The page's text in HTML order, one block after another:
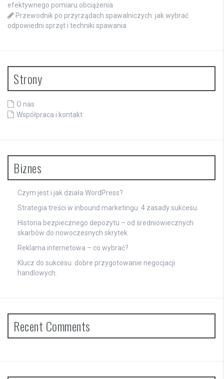
efektywnego pomiaru obciążenia
Przewodnik po przyrządach spawalniczych: jak wybrać
odpowiedni sprzęt i techniki spawania
Strony
O nas
Współpraca i kontakt
Biznes
Czym jest i jak działa WordPress?
Strategia treści w inbound marketingu. 4 zasady sukcesu.
Historia bezpiecznego depozytu – od średniowiecznych
skarbów do nowoczesnych skrytek
Reklama internetowa – co wybrać?
Klucz do sukcesu: dobre przygotowanie negocjacji
handlowych.
Recent Comments